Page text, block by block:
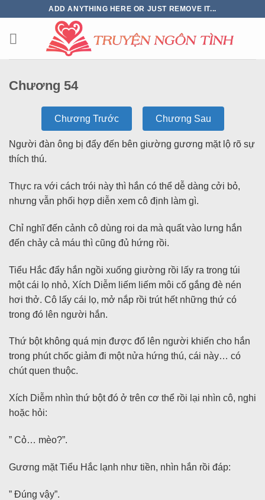
ADD ANYTHING HERE OR JUST REMOVE IT...
Chương 54
Chương Trước Chương Sau
Người đàn ông bị đẩy đến bên giường gương mặt lộ rõ sự
thích thú.
Thực ra với cách trói này thì hắn có thể dễ dàng cởi bỏ,
nhưng vẫn phối hợp diễn xem cô định làm gì.
Chỉ nghĩ đến cảnh cô dùng roi da mà quất vào lưng hắn
đến chảy cả máu thì cũng đủ hứng rồi.
Tiểu Hắc đẩy hắn ngồi xuống giường rồi lấy ra trong túi
một cái lọ nhỏ, Xích Diễm liếm liếm môi cố gắng đè nén
hơi thở. Cô lấy cái lọ, mở nắp rồi trút hết những thứ có
trong đó lên người hắn.
Thứ bột không quá mịn được đổ lên người khiến cho hắn
trong phút chốc giảm đi một nửa hứng thú, cái này… có
chút quen thuộc.
Xích Diễm nhìn thứ bột đó ở trên cơ thể rồi lại nhìn cô, nghi
hoặc hỏi:
” Cỏ… mèo?”.
Gương mặt Tiểu Hắc lạnh như tiền, nhìn hắn rồi đáp:
” Đúng vậy”.